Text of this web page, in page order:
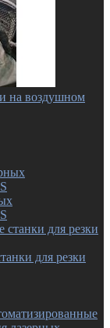
на воздушном
для резки